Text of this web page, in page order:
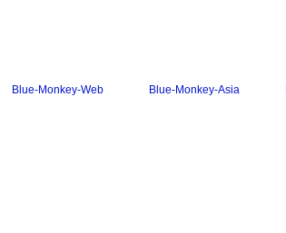
Blue-Monkey-Web Blue-Monkey-Asia